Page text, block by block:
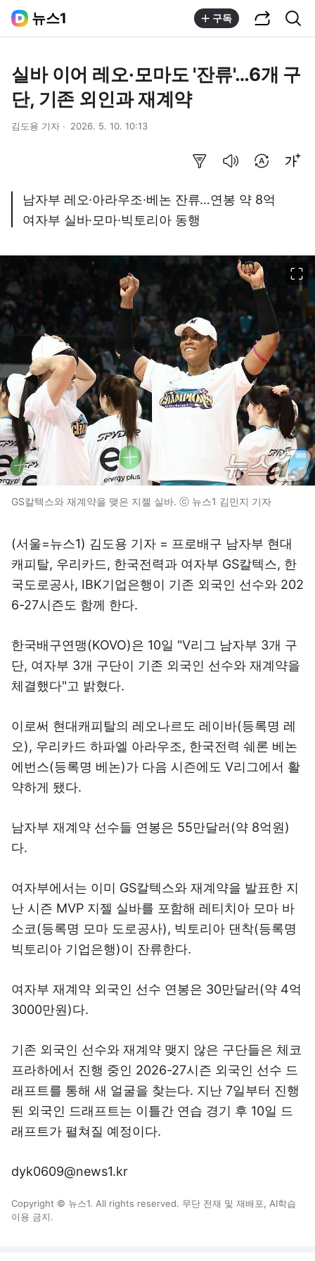
뉴스1 구독
실바 이어 레오·모마도 '잔류'…6개 구
단, 기존 외인과 재계약
김도용 기자 2026. 5. 10. 10:13
남자부 레오·아라우조·베논 잔류…연봉 약 8억
여자부 실바·모마·빅토리아 동행
GS칼텍스와 재계약을 맺은 지젤 실바. ⓒ 뉴스1 김민지 기자
(서울=뉴스1) 김도용 기자 = 프로배구 남자부 현대
캐피탈, 우리카드, 한국전력과 여자부 GS칼텍스, 한
국도로공사, IBK기업은행이 기존 외국인 선수와 202
6-27시즌도 함께 한다.
한국배구연맹(KOVO)은 10일 "V리그 남자부 3개 구
단, 여자부 3개 구단이 기존 외국인 선수와 재계약을
체결했다"고 밝혔다.
이로써 현대캐피탈의 레오나르도 레이바(등록명 레
오), 우리카드 하파엘 아라우조, 한국전력 쉐론 베논
에번스(등록명 베논)가 다음 시즌에도 V리그에서 활
약하게 됐다.
남자부 재계약 선수들 연봉은 55만달러(약 8억원)
다.
여자부에서는 이미 GS칼텍스와 재계약을 발표한 지
난 시즌 MVP 지젤 실바를 포함해 레티치아 모마 바
소코(등록명 모마 도로공사), 빅토리아 댄착(등록명
빅토리아 기업은행)이 잔류한다.
여자부 재계약 외국인 선수 연봉은 30만달러(약 4억
3000만원)다.
기존 외국인 선수와 재계약 맺지 않은 구단들은 체코
프라하에서 진행 중인 2026-27시즌 외국인 선수 드
래프트를 통해 새 얼굴을 찾는다. 지난 7일부터 진행
된 외국인 드래프트는 이틀간 연습 경기 후 10일 드
래프트가 펼쳐질 예정이다.
dyk0609@news1.kr
Copyright © 뉴스1. All rights reserved. 무단 전재 및 재배포, AI학습
이용 금지.